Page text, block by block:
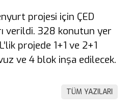
projesi için ÇED
verildi. 328 konutun yer
projede 1+1 ve 2+1
ve 4 blok inşa edilecek.
TÜM YAZILARI